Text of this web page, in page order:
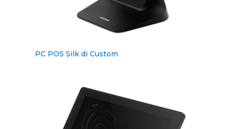
PC POS Silk di Custom